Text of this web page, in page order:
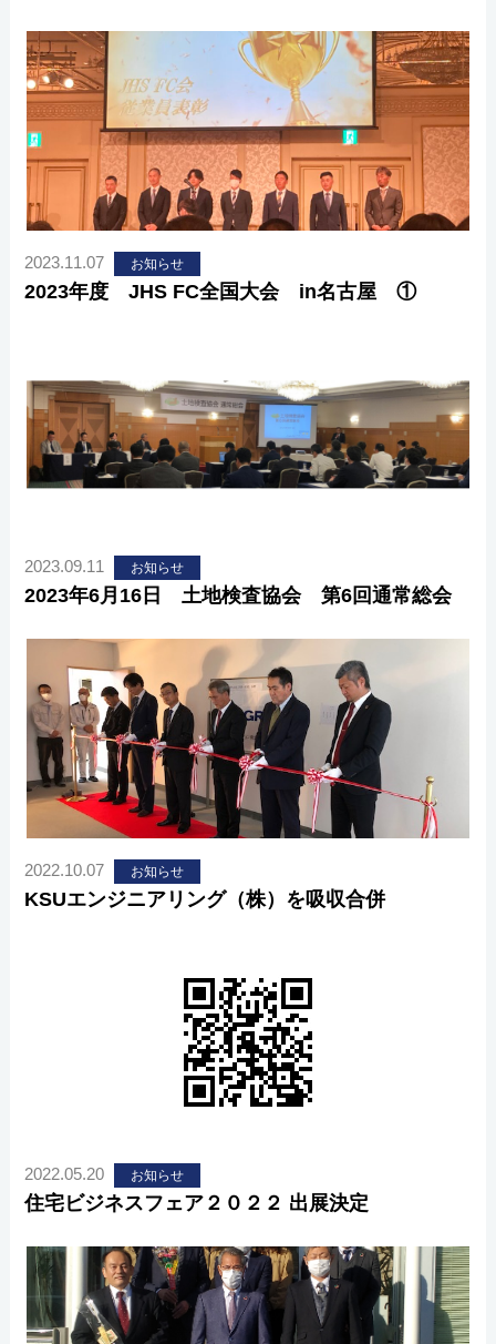
2023.11.07 お知らせ
2023年度 JHS FC全国大会 in名古屋 ①
2023.09.11 お知らせ
2023年6月16日 土地検査協会 第6回通常総会
2022.10.07 お知らせ
KSUエンジニアリング（株）を吸収合併
2022.05.20 お知らせ
住宅ビジネスフェア２０２２ 出展決定